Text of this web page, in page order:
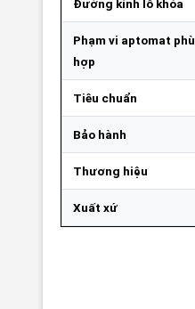
Đường kính lỗ khóa
Phạm vi aptomat phù
hợp
Tiêu chuẩn
Bảo hành
Thương hiệu
Xuất xứ